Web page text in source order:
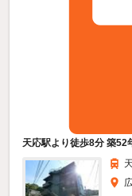
天応駅より徒歩8分 築52